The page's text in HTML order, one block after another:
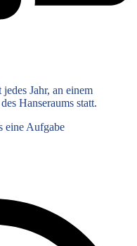
Jahr, an einem
Hanseraums statt.
eine Aufgabe